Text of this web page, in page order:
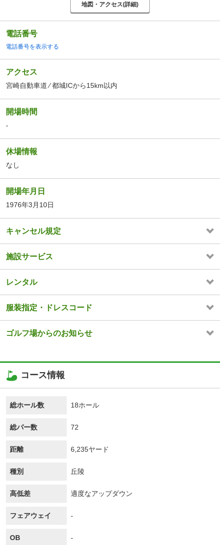
地図・アクセス(詳細)
電話番号
電話番号を表示する
アクセス
宮崎自動車道 ⁄ 都城ICから15km以内
開場時間
-
休場情報
なし
開場年月日
1976年3月10日
キャンセル規定
施設サービス
レンタル
服装指定・ドレスコード
ゴルフ場からのお知らせ
コース情報
総ホール数 18ホール
総パー数 72
距離 6,235ヤード
種別 丘陵
高低差 適度なアップダウン
フェアウェイ -
OB -